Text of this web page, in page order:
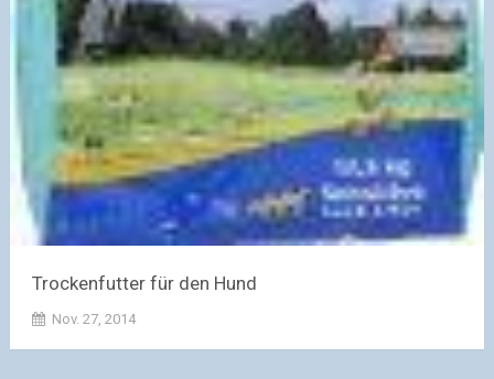
Trockenfutter für den Hund
Nov. 27, 2014